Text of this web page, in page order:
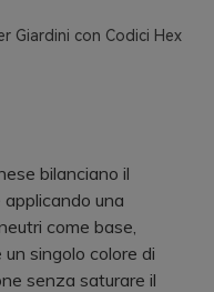
Giardini con Codici Hex
bilanciano il
una
come base,
singolo colore di
senza saturare il